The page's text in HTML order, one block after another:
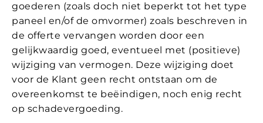
goederen (zoals doch niet beperkt tot het type
paneel en/of de omvormer) zoals beschreven in
de offerte vervangen worden door een
gelijkwaardig goed, eventueel met (positieve)
wijziging van vermogen. Deze wijziging doet
voor de Klant geen recht ontstaan om de
overeenkomst te beëindigen, noch enig recht
op schadevergoeding.